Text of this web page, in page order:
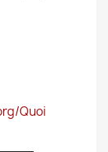
Quoi